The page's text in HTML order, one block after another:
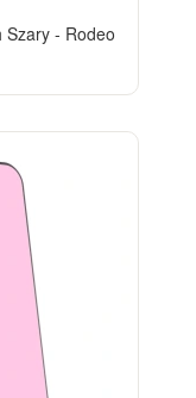
Szary - Rodeo